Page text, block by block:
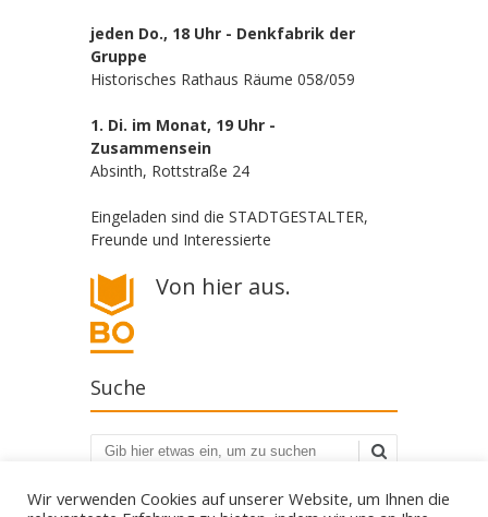
jeden Do., 18 Uhr - Denkfabrik der
Gruppe
Historisches Rathaus Räume 058/059
1. Di. im Monat, 19 Uhr -
Zusammensein
Absinth, Rottstraße 24
Eingeladen sind die STADTGESTALTER,
Freunde und Interessierte
Von hier aus.
Suche
Suchen
Wir verwenden Cookies auf unserer Website, um Ihnen die